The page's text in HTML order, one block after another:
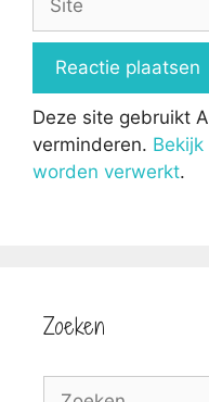
Deze site gebruikt
verminderen.
worden verwerkt.
Zoeken
Zoek